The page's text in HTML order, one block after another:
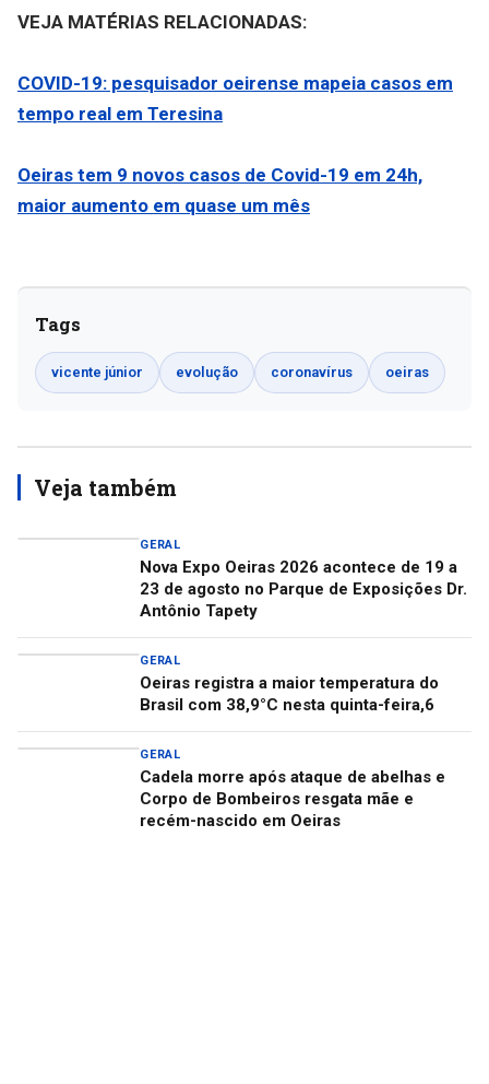
VEJA MATÉRIAS RELACIONADAS:
COVID-19: pesquisador oeirense mapeia casos em
tempo real em Teresina
Oeiras tem 9 novos casos de Covid-19 em 24h,
maior aumento em quase um mês
Tags
vicente júnior evolução coronavírus oeiras
Veja também
GERAL
Nova Expo Oeiras 2026 acontece de 19 a
23 de agosto no Parque de Exposições Dr.
Antônio Tapety
GERAL
Oeiras registra a maior temperatura do
Brasil com 38,9°C nesta quinta-feira,6
GERAL
Cadela morre após ataque de abelhas e
Corpo de Bombeiros resgata mãe e
recém-nascido em Oeiras